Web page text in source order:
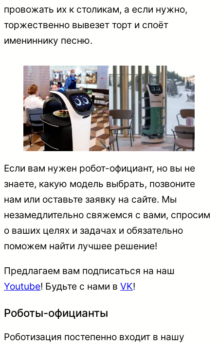
провожать их к столикам, а если нужно,
торжественно вывезет торт и споёт
имениннику песню.
Если вам нужен робот-официант, но вы не
знаете, какую модель выбрать, позвоните
нам или оставьте заявку на сайте. Мы
незамедлительно свяжемся с вами, спросим
о ваших целях и задачах и обязательно
поможем найти лучшее решение!
Предлагаем вам подписаться на наш
Youtube! Будьте с нами в VK!
Роботы-официанты
Роботизация постепенно входит в нашу